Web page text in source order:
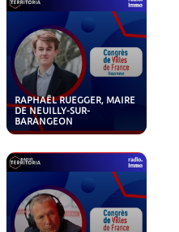
RAPHAËL RUEGGER, MAIRE
DE NEUILLY-SUR-
BARANGEON